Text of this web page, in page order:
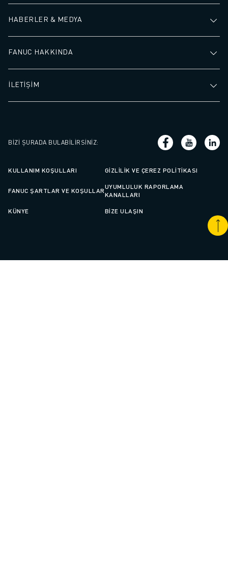
HABERLER & MEDYA
FANUC HAKKINDA
İLETİŞİM
BIZI ŞURADA BULABILIRSINIZ:
KULLANIM KOŞULLARI GIZLILIK VE ÇEREZ POLITIKASI
FANUC ŞARTLAR VE KOŞULLAR
UYUMLULUK RAPORLAMA
KANALLARI
KÜNYE BIZE ULAŞIN